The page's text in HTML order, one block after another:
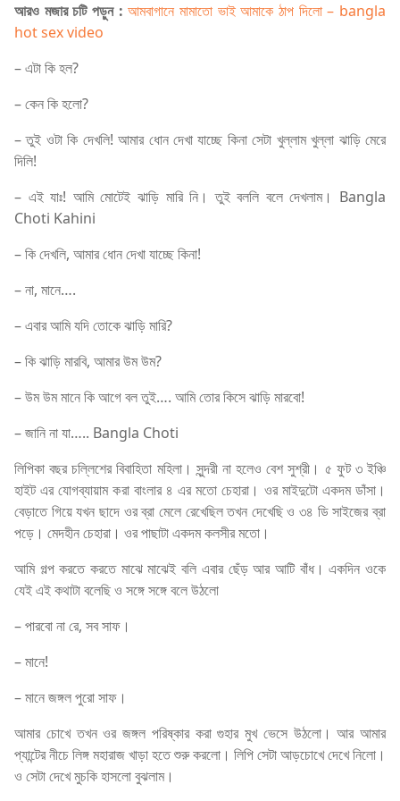
আরও মজার চটি পড়ুন : আমবাগানে মামাতো ভাই আমাকে ঠাপ দিলো – bangla
hot sex video
– এটা কি হল?
– কেন কি হলো?
– তুই ওটা কি দেখলি! আমার ধোন দেখা যাচ্ছে কিনা সেটা খুল্লাম খুল্লা ঝাড়ি মেরে
দিলি!
– এই যাঃ! আমি মোটেই ঝাড়ি মারি নি। তুই বললি বলে দেখলাম। Bangla
Choti Kahini
– কি দেখলি, আমার ধোন দেখা যাচ্ছে কিনা!
– না, মানে….
– এবার আমি যদি তোকে ঝাড়ি মারি?
– কি ঝাড়ি মারবি, আমার উম উম?
– উম উম মানে কি আগে বল তুই…. আমি তোর কিসে ঝাড়ি মারবো!
– জানি না যা….. Bangla Choti
লিপিকা বছর চল্লিশের বিবাহিতা মহিলা। সুন্দরী না হলেও বেশ সুশ্রী। ৫ ফুট ৩ ইঞ্চি
হাইট এর যোগব্যায়াম করা বাংলার ৪ এর মতো চেহারা। ওর মাইদুটো একদম ডাঁসা।
বেড়াতে গিয়ে যখন ছাদে ওর ব্রা মেলে রেখেছিল তখন দেখেছি ও ৩৪ ডি সাইজের ব্রা
পড়ে। মেদহীন চেহারা। ওর পাছাটা একদম কলসীর মতো।
আমি গল্প করতে করতে মাঝে মাঝেই বলি এবার ছেঁড় আর আটি বাঁধ। একদিন ওকে
যেই এই কথাটা বলেছি ও সঙ্গে সঙ্গে বলে উঠলো
– পারবো না রে, সব সাফ।
– মানে!
– মানে জঙ্গল পুরো সাফ।
আমার চোখে তখন ওর জঙ্গল পরিষ্কার করা গুহার মুখ ভেসে উঠলো। আর আমার
প্যান্টের নীচে লিঙ্গ মহারাজ খাড়া হতে শুরু করলো। লিপি সেটা আড়চোখে দেখে নিলো।
ও সেটা দেখে মুচকি হাসলো বুঝলাম।